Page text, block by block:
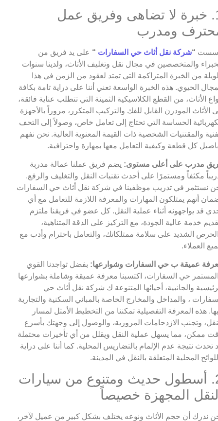
1. خبرة لا تضاهى وفريق عمل
ومدرب
“شركة نقل أثاث حي السفارات “ على يد فريق من
والمتخصصين في مجال نقل وتغليف الأثاث، ولدينا سنوات
من الخبرة المتراكمة التي تمتد لعقود من الزمن في هذا
الحيوي. هذه الخبرة الواسعة تعني أننا على دراية تامة بكافة
الأثاث، من القطع الكلاسيكية الثمينة التي تتطلب عناية فائقة،
الأثاث المودرن القابل للفك والتركيب المتكرر، مروراً بالأجهزة
الحساسة التي تحتاج إلى تعامل خاص، وصولاً إلى التحف
والمقتنيات الشخصية ذات القيمة المعنوية العالية. نحن نفهم
كل قطعة وكيفية التعامل معها بمهارة واحترافية.
مدرب على أعلى مستوى: يضم فريق عملنا عمالة مدربة
مكثفاً ومستمرًا على أحدث تقنيات النقل والتغليف والرفع.
نستثمر في تدريب موظفينا في شركة نقل أثاث حي السفارات
أنهم يمتلكون المهارات والمعرفة اللازمة للتعامل مع أي
قد يواجهونه أثناء عملية النقل. كل عضو في فريقنا ملتزم
خدمة عالية الجودة، مع التركيز على الدقة المتناهية،
الشديد على سلامة ممتلكاتك، والتعامل باحترام وأدب مع
العملاء.
عميقة ب حي السفارات وشوارعها: بفضل تواجدنا القوي
حي السفارات، اكتسبنا معرفة عميقة وشاملة بشوارعها
والجانبية، أحيائها المتنوعة ك شركة نقل أثاث حي
، والمداخل والمخارج الخاصة بالمباني السكنية والتجارية
هذه المعرفة التفصيلية تمكننا من التخطيط الأمثل لمسار
وتجنب الازدحامات المرورية، والوصول إلى وجهتك بأسرع
ممكن، مما يسهل عملية النقل ويقلل من أي تأخيرات محتملة
تحدث نتيجة عدم الإلمام بالتضاريس المحلية. كما أننا على دراية
المحلية المتعلقة بالنقل في المدينة.
2. أسطول حديث ومتنوع من سيارات
المجهزة خصيصاً
ندرك أن حجم الأثاث ونوعه يختلف بشكل كبير من عميل لآخر،